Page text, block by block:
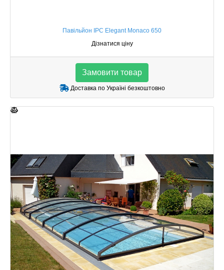
Павільйон IPC Elegant Monaco 650
Дізнатися ціну
Замовити товар
Доставка по Україні безкоштовно